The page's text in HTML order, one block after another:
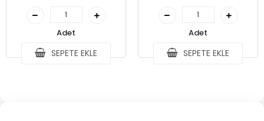
Adet
SEPETE EKLE
Adet
SEPETE EKLE